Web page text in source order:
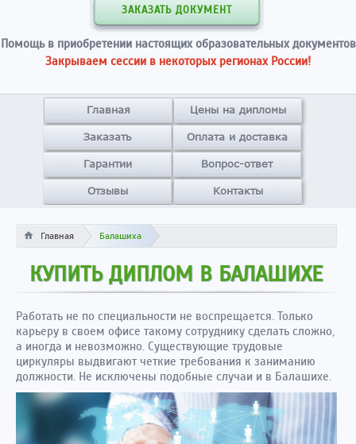
ЗАКАЗАТЬ ДОКУМЕНТ
Помощь в приобретении настоящих образовательных документов
Закрываем сессии в некоторых регионах России!
Главная Цены на дипломы
Заказать Оплата и доставка
Гарантии Вопрос-ответ
Отзывы Контакты
Главная Балашиха
КУПИТЬ ДИПЛОМ В БАЛАШИХЕ
Работать не по специальности не воспрещается. Только
карьеру в своем офисе такому сотруднику сделать сложно,
а иногда и невозможно. Существующие трудовые
циркуляры выдвигают четкие требования к заниманию
должности. Не исключены подобные случаи и в Балашихе.